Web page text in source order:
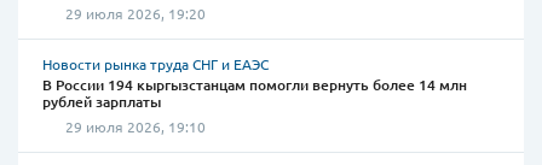
29 июля 2026, 19:20
Новости рынка труда СНГ и ЕАЭС
В России 194 кыргызстанцам помогли вернуть более 14 млн
рублей зарплаты
29 июля 2026, 19:10